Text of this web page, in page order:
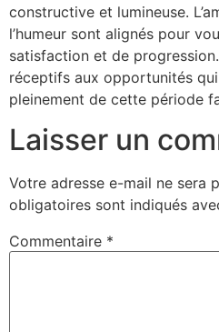
constructive et lumineuse.
l’humeur sont alignés pour
satisfaction et de
réceptifs aux opportunités
pleinement de cette période
Laisser un
Votre adresse e-mail ne sera
obligatoires sont indiqués
Commentaire *